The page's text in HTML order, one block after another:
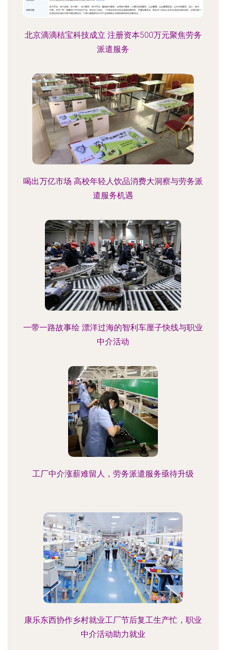
北京滴滴桔宝科技成立 注册资本500万元聚焦劳务
派遣服务
喝出万亿市场 高校年轻人饮品消费大洞察与劳务派
遣服务机遇
一带一路故事绘 漂洋过海的智利车厘子快线与职业
中介活动
工厂中介涨薪难留人，劳务派遣服务亟待升级
康乐东西协作乡村就业工厂节后复工生产忙，职业
中介活动助力就业